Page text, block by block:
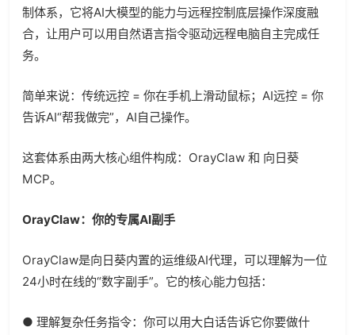
制体系，它将AI大模型的能力与远程控制底层操作深度融
合，让用户可以用自然语言指令驱动远程电脑自主完成任
务。
简单来说：传统远控 = 你在手机上滑动鼠标；AI远控 = 你
告诉AI“帮我做完”，AI自己操作。
这套体系由两大核心组件构成：OrayClaw 和 向日葵
MCP。
OrayClaw：你的专属AI副手
OrayClaw是向日葵内置的运维级AI代理，可以理解为一位
24小时在线的“数字副手”。它的核心能力包括：
● 理解复杂任务指令：你可以用大白话告诉它你要做什